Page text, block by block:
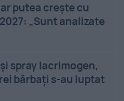
putea crește cu
„Sunt analizate
spray lacrimogen,
bărbați s-au luptat